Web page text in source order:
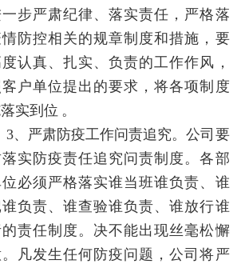
步严肃纪律、落实责任，严格落
防控相关的规章制度和措施，要
度认真、扎实、负责的工作作风，
户单位提出的要求，将各项制度
实到位 。
3、严肃防疫工作问责追究。公司要
落实防疫责任追究问责制度。各部
必须严格落实谁当班谁负责、谁
负责、谁查验谁负责、谁放行谁
责任制度。决不能出现丝毫松懈
凡发生任何防疫问题，公司将严